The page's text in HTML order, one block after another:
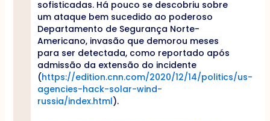
sofisticadas. Há pouco se descobriu sobre
um ataque bem sucedido ao poderoso
Departamento de Segurança Norte-
Americano, invasão que demorou meses
para ser detectada, como reportado após
admissão da extensão do incidente
(https://edition.cnn.com/2020/12/14/politics/us-
agencies-hack-solar-wind-
russia/index.html).